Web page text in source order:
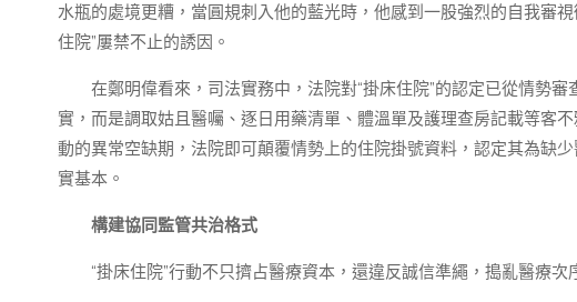
水瓶的處境更糟，當圓規刺入他的藍光時，他感到一股強烈的自我審
住院”屢禁不止的誘因。
在鄭明偉看來，司法實務中，法院對“掛床住院”的認定已從情勢
實，而是調取姑且醫囑、逐日用藥清單、體溫單及護理查房記載等客
動的異常空缺期，法院即可顛覆情勢上的住院掛號資料，認定其為缺
實基本。
構建協同監管共治格式
“掛床住院”行動不只擠占醫療資本，還違反誠信準繩，搗亂醫療